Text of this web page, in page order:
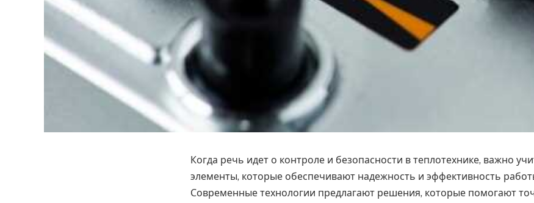
Когда речь идет о контроле и безопасности в теплотехнике, важно
элементы, которые обеспечивают надежность и эффективность
Современные технологии предлагают решения, которые помогают